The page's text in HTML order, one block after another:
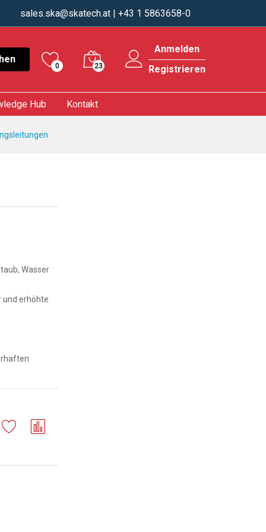
sales.ska@skatech.at | +43 1 5863658-0
0 23
Anmelden
Registrieren
Hub Kontakt
Wasser
und erhöhte